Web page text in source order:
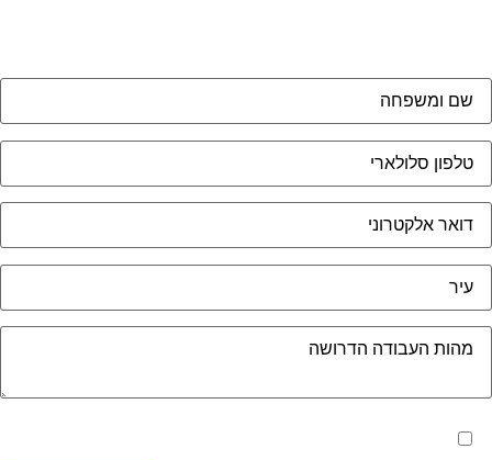
מאשר את תנאי הפרטיות